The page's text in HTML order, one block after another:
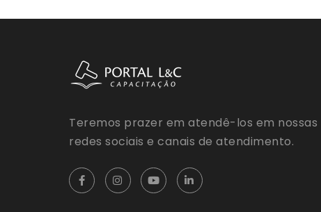
Teremos prazer em atendê-los em nossas
redes sociais e canais de atendimento.